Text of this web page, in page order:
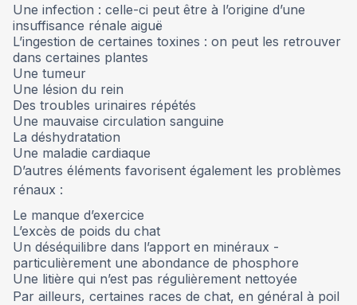
Une infection : celle-ci peut être à l’origine d’une
insuffisance rénale aiguë
L’ingestion de certaines toxines : on peut les retrouver
dans certaines plantes
Une tumeur
Une lésion du rein
Des troubles urinaires répétés
Une mauvaise circulation sanguine
La déshydratation
Une maladie cardiaque
D’autres éléments favorisent également les problèmes
rénaux :
Le manque d’exercice
L’excès de poids du chat
Un déséquilibre dans l’apport en minéraux -
particulièrement une abondance de phosphore
Une litière qui n’est pas régulièrement nettoyée
Par ailleurs, certaines races de chat, en général à poil